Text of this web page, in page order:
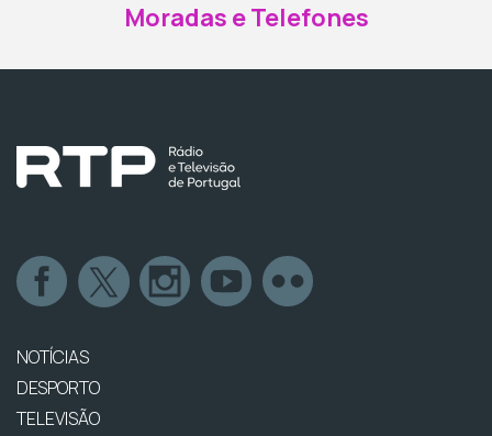
Moradas e Telefones
NOTÍCIAS
DESPORTO
TELEVISÃO